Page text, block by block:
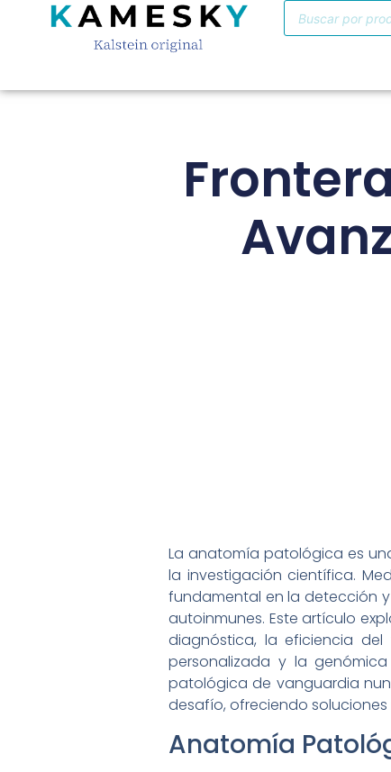
La anatomía patológica es
la investigación científica.
fundamental en la detección
autoinmunes. Este artículo
diagnóstica, la eficiencia
personalizada y la
patológica de vanguardia
desafío, ofreciendo soluciones
Anatomía